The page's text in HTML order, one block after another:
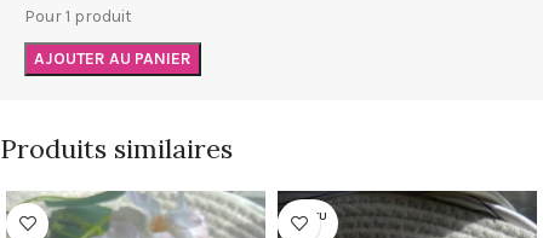
Pour 1 produit
AJOUTER AU PANIER
Produits similaires
RUPTU
RE